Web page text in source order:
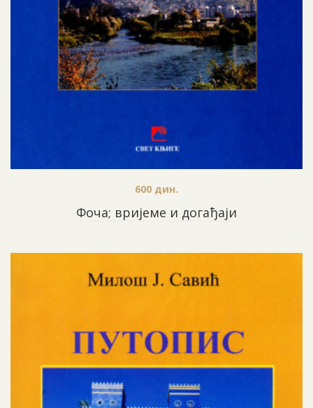
Фоча; вријеме и догађаји
600 дин.